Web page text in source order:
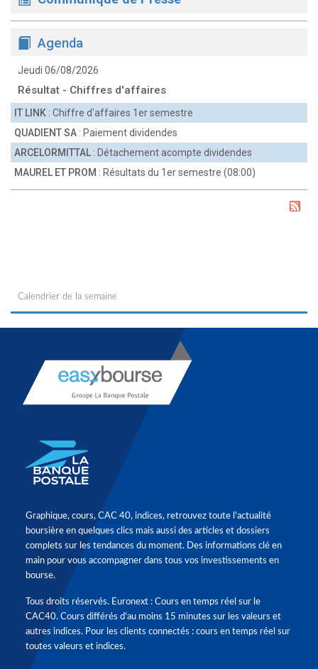
Agenda
Jeudi 06/08/2026
Résultat - Chiffres d'affaires
IT LINK : Chiffre d'affaires 1er semestre
QUADIENT SA : Paiement dividendes
ARCELORMITTAL : Détachement acompte dividendes
MAUREL ET PROM : Résultats du 1er semestre (08:00)
Calendrier de la semaine
Graphique, cours, CAC 40, indices, retrouvez toute l'actualité
boursière en quelques clics mais aussi des articles et dossiers
complets sur les tendances du moment. Des informations clé en
main pour vous accompagner dans tous vos investissements en
bourse.
Tous droits réservés. Euronext : Cours en temps réel sur le
CAC40. Cours différés d'au moins 15 minutes sur les valeurs et
autres indices. Pour les clients connectés : cours en temps réel sur
toutes valeurs et indices.